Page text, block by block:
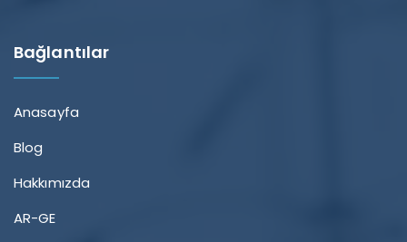
Bağlantılar
Anasayfa
Blog
Hakkımızda
AR-GE